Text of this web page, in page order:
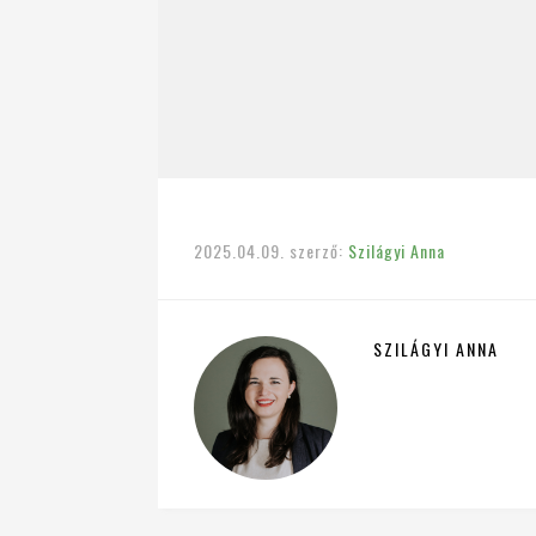
2025.04.09. szerző: Szilágyi Anna
SZILÁGYI ANNA